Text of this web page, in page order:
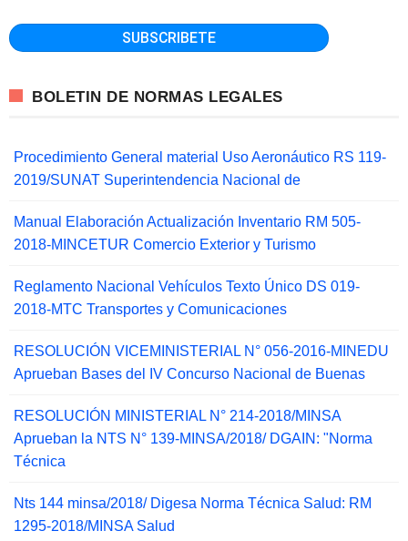
BOLETIN DE NORMAS LEGALES
Procedimiento General material Uso Aeronáutico RS 119-
2019/SUNAT Superintendencia Nacional de
Manual Elaboración Actualización Inventario RM 505-
2018-MINCETUR Comercio Exterior y Turismo
Reglamento Nacional Vehículos Texto Único DS 019-
2018-MTC Transportes y Comunicaciones
RESOLUCIÓN VICEMINISTERIAL N° 056-2016-MINEDU
Aprueban Bases del IV Concurso Nacional de Buenas
RESOLUCIÓN MINISTERIAL N° 214-2018/MINSA
Aprueban la NTS N° 139-MINSA/2018/ DGAIN: "Norma
Técnica
Nts 144 minsa/2018/ Digesa Norma Técnica Salud: RM
1295-2018/MINSA Salud